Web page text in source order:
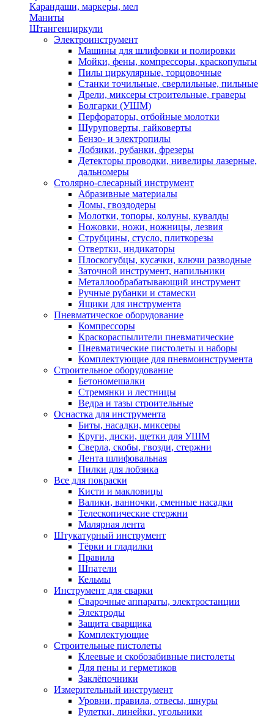
Карандаши, маркеры, мел
Маниты
Штангенциркули
Электроинструмент
Машины для шлифовки и полировки
Мойки, фены, компрессоры, краскопульты
Пилы циркулярные, торцовочные
Станки точильные, сверлильные, пильные
Дрели, миксеры строительные, граверы
Болгарки (УШМ)
Перфораторы, отбойные молотки
Шуруповерты, гайковерты
Бензо- и электропилы
Лобзики, рубанки, фрезеры
Детекторы проводки, нивелиры лазерные,
дальномеры
Столярно-слесарный инструмент
Абразивные материалы
Ломы, гвоздодеры
Молотки, топоры, колуны, кувалды
Ножовки, ножи, ножницы, лезвия
Струбцины, стусло, плиткорезы
Отвертки, индикаторы
Плоскогубцы, кусачки, ключи разводные
Заточной инструмент, напильники
Металлообрабатывающий инструмент
Ручные рубанки и стамески
Ящики для инструмента
Пневматическое оборудование
Компрессоры
Краскораспылители пневматические
Пневматические пистолеты и наборы
Комплектующие для пневмоинструмента
Строительное оборудование
Бетономешалки
Стремянки и лестницы
Ведра и тазы строительные
Оснастка для инструмента
Биты, насадки, миксеры
Круги, диски, щетки для УШМ
Сверла, скобы, гвозди, стержни
Лента шлифовальная
Пилки для лобзика
Все для покраски
Кисти и макловицы
Валики, ванночки, сменные насадки
Телескопические стержни
Малярная лента
Штукатурный инструмент
Тёрки и гладилки
Правила
Шпатели
Кельмы
Инструмент для сварки
Сварочные аппараты, электростанции
Электроды
Защита сварщика
Комплектующие
Строительные пистолеты
Клеевые и скобозабивные пистолеты
Для пены и герметиков
Заклёпочники
Измерительный инструмент
Уровни, правила, отвесы, шнуры
Рулетки, линейки, угольники